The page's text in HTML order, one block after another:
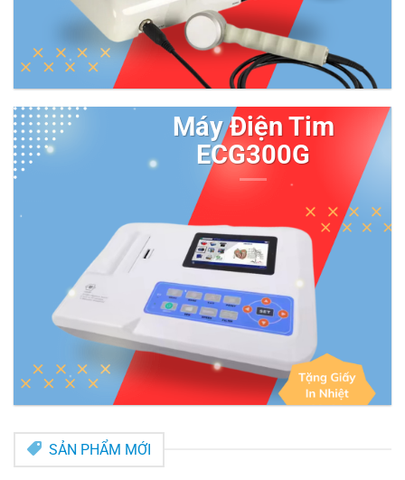
Máy Điện Tim
ECG300G
SẢN PHẨM MỚI